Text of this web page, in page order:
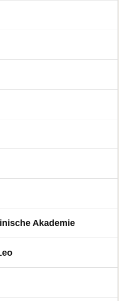
Akademie